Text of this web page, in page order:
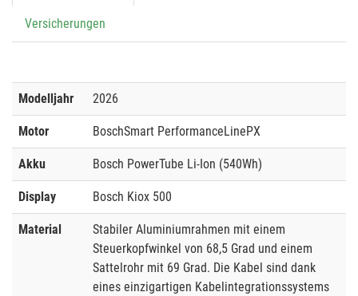
Versicherungen
Modelljahr 2026
Motor BoschSmart PerformanceLinePX
Akku Bosch PowerTube Li-Ion (540Wh)
Display Bosch Kiox 500
Material
Stabiler Aluminiumrahmen mit einem
Steuerkopfwinkel von 68,5 Grad und einem
Sattelrohr mit 69 Grad. Die Kabel sind dank
eines einzigartigen Kabelintegrationssystems